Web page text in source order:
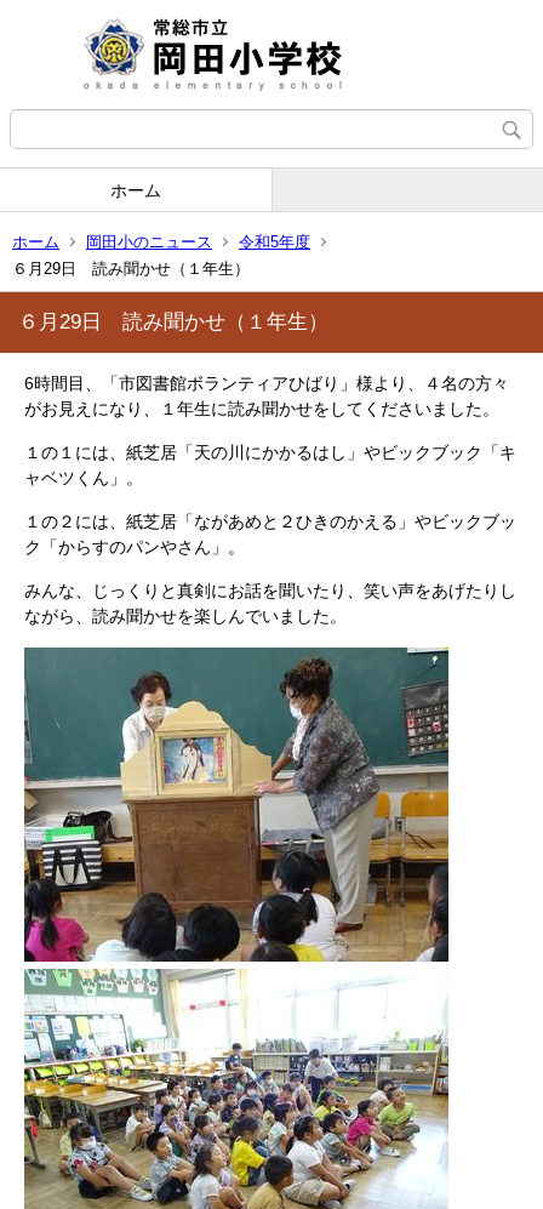
ホーム
ホーム 岡田小のニュース
令和5年度
６月29日 読み聞かせ（１年生）
６月29日 読み聞かせ（１年生）
6時間目、「市図書館ボランティアひばり」様より、４名の方々
がお見えになり、１年生に読み聞かせをしてくださいました。
１の１には、紙芝居「天の川にかかるはし」やビックブック「キ
ャベツくん」。
１の２には、紙芝居「ながあめと２ひきのかえる」やビックブッ
ク「からすのパンやさん」。
みんな、じっくりと真剣にお話を聞いたり、笑い声をあげたりし
ながら、読み聞かせを楽しんでいました。